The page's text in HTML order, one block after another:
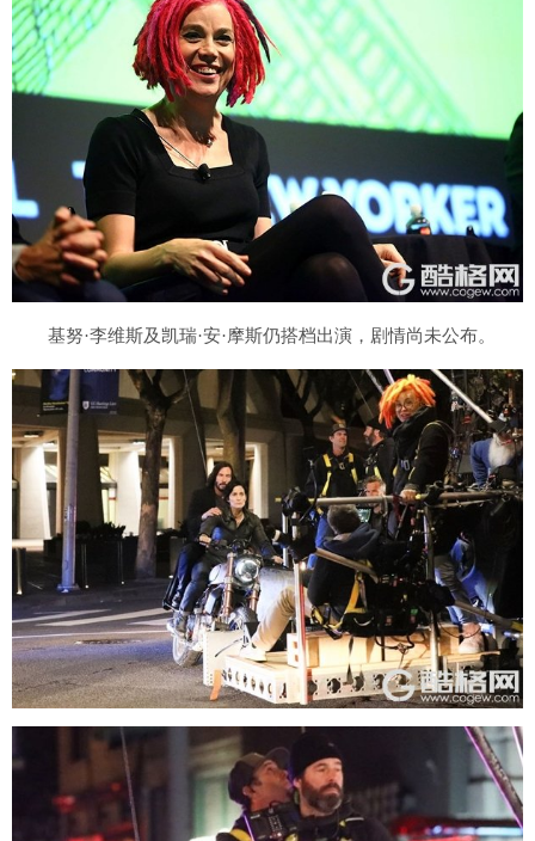
基努·李维斯及凯瑞·安·摩斯仍搭档出演，剧情尚未公布。